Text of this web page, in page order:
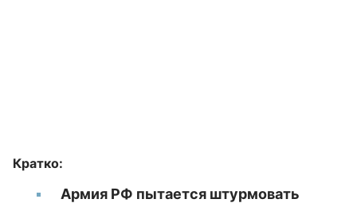
Кратко:
Армия РФ пытается штурмовать